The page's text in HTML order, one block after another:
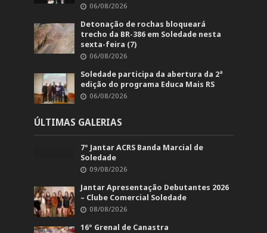
06/08/2026
Detonação de rochas bloqueará
trecho da BR-386 em Soledade nesta
sexta-feira (7)
06/08/2026
Soledade participa da abertura da 2ª
edição do programa Educa Mais RS
06/08/2026
ÚLTIMAS GALERIAS
7º Jantar ACRS Banda Marcial de
Soledade
09/08/2026
Jantar Apresentação Debutantes 2026
– Clube Comercial Soledade
08/08/2026
16º Grenal de Canastra